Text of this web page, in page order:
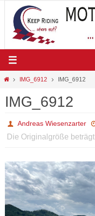
Inhalt
springen
StartIMG_6912 IMG_6912
IMG_6912
Andreas Wiesenzarter
Die Originalgröße beträgt